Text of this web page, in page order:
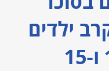
ילדים